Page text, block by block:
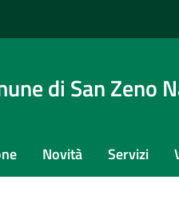
di San Zeno
Novità Servizi